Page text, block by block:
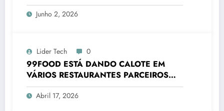
Junho 2, 2026
Lider Tech 0
99FOOD ESTÁ DANDO CALOTE EM
VÁRIOS RESTAURANTES PARCEIROS
2026
Abril 17, 2026